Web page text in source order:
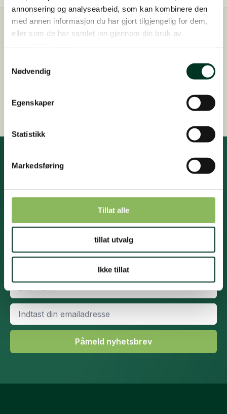
annonsering og analysearbeid, som kan kombinere den
med annen informasjon du har gjort tilgjengelig for dem,
eller som de har samlet inn gjennom din bruk av
Nødvendig
Egenskaper
Statistikk
Markedsføring
Tillat alle
tillat utvalg
Ikke tillat
Rask levering
Kontakt oss på +47 948 44 412 (kl. 16-18)
Sikker betaling med kredittkort
Ta del i den nyeste kunnskapen ,
veiledning og nyheter fra St.
hestefôring og veiledning for fôring av hester året
rundt. Få også nyheter fra St. Hippolyt-sortimentet.
Fornavn
Efternavn
*
Email
Påmeld nyhetsbrev